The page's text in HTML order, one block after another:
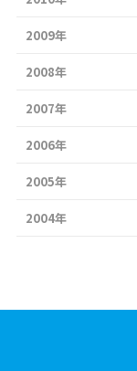
2009年
2008年
2007年
2006年
2005年
2004年